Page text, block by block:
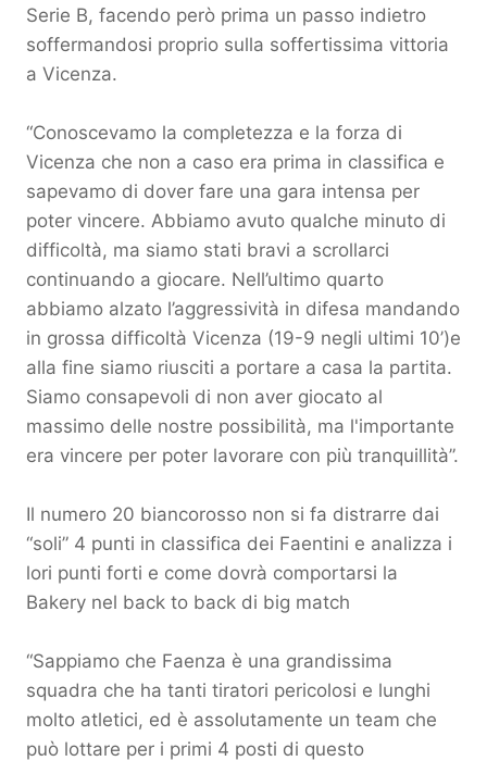
Serie B, facendo però prima un passo indietro
soffermandosi proprio sulla soffertissima vittoria
a Vicenza.
“Conoscevamo la completezza e la forza di
Vicenza che non a caso era prima in classifica e
sapevamo di dover fare una gara intensa per
poter vincere. Abbiamo avuto qualche minuto di
difficoltà, ma siamo stati bravi a scrollarci
continuando a giocare. Nell’ultimo quarto
abbiamo alzato l’aggressività in difesa mandando
in grossa difficoltà Vicenza (19-9 negli ultimi 10’)e
alla fine siamo riusciti a portare a casa la partita.
Siamo consapevoli di non aver giocato al
massimo delle nostre possibilità, ma l'importante
era vincere per poter lavorare con più tranquillità”.
Il numero 20 biancorosso non si fa distrarre dai
“soli” 4 punti in classifica dei Faentini e analizza i
lori punti forti e come dovrà comportarsi la
Bakery nel back to back di big match
“Sappiamo che Faenza è una grandissima
squadra che ha tanti tiratori pericolosi e lunghi
molto atletici, ed è assolutamente un team che
può lottare per i primi 4 posti di questo